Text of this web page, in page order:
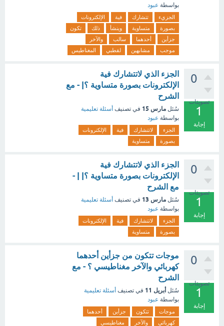
بواسطة عبود
الجزيء تتشارك فية
الإلكترونات
بصورة
متساوية وينشأ ذلك
تكون
جزأين
أحدهما سالب
والآخر
موجب
مشابهين لقطبي المغناطيس
0
تصويتات
1
إجابة
الجزء الذي لاتتشارك فية
الإلكترونات بصورة متساوية ؟| - مع
الشرح
سُئل مارس 15 في تصنيف أسئلة تعليمية
بواسطة عبود
الجزء لاتتشارك فية
الإلكترونات
بصورة
متساوية
0
تصويتات
1
إجابة
الجزء الذي لاتتشارك فية
الإلكترونات بصورة متساوية ؟| | -
مع الشرح
سُئل مارس 13 في تصنيف أسئلة تعليمية
بواسطة عبود
الجزء لاتتشارك فية
الإلكترونات
بصورة
متساوية
0
تصويتات
1
إجابة
موجات تتكون من جزأين أحدهما
كهربائي والآخر مغناطيسي ؟ - مع
الشرح
سُئل أبريل 11 في تصنيف أسئلة تعليمية
بواسطة عبود
موجات تتكون جزأين
أحدهما
كهربائي
والآخر مغناطيسي